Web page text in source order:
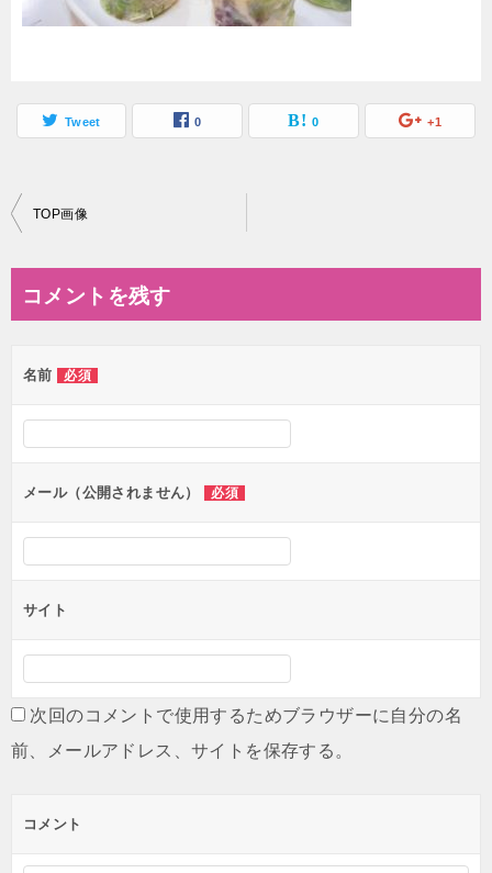
Tweet 0 0 +1
投
ビ
ー
シ
ン
TOP画像
コメントを残す
名前 必須
メール（公開されません） 必須
サイト
次回のコメントで使用するためブラウザーに自分の名
前、メールアドレス、サイトを保存する。
コメント